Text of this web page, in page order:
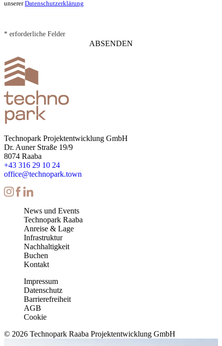
unsererDatenschutzerklärung
* erforderliche Felder
Technopark Projektentwicklung GmbH
Dr. Auner Straße 19/9
8074 Raaba
+43 316 29 10 24
office@technopark.town
News und Events
Technopark Raaba
Anreise & Lage
Infrastruktur
Nachhaltigkeit
Buchen
Kontakt
Impressum
Datenschutz
Barrierefreiheit
AGB
Cookie
© 2026 Technopark Raaba Projektentwicklung GmbH